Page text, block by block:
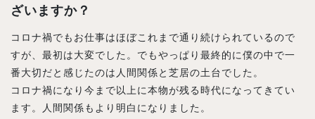
ざいますか？
コロナ禍でもお仕事はほぼこれまで通り続けられているので
すが、最初は大変でした。でもやっぱり最終的に僕の中で一
番大切だと感じたのは人間関係と芝居の土台でした。
コロナ禍になり今まで以上に本物が残る時代になってきてい
ます。人間関係もより明白になりました。